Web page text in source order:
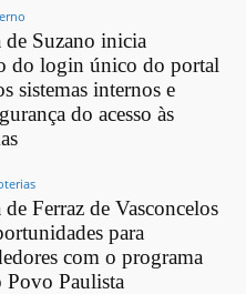
de Suzano inicia
do login único do portal
sistemas internos e
do acesso às
Ferraz de Vasconcelos
para
com o programa
Povo Paulista